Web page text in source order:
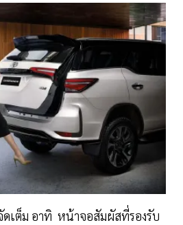
ดเต็ม อาทิ หน้าจอสัมผัสที่รองรับ